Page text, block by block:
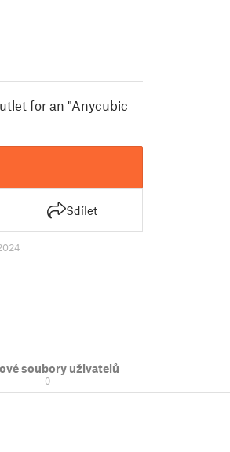
for an "Anycubic
Sdílet
soubory uživatelů
0